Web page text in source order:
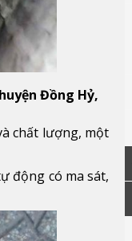
Đồng Hỷ,
chất lượng, một
động có ma sát,